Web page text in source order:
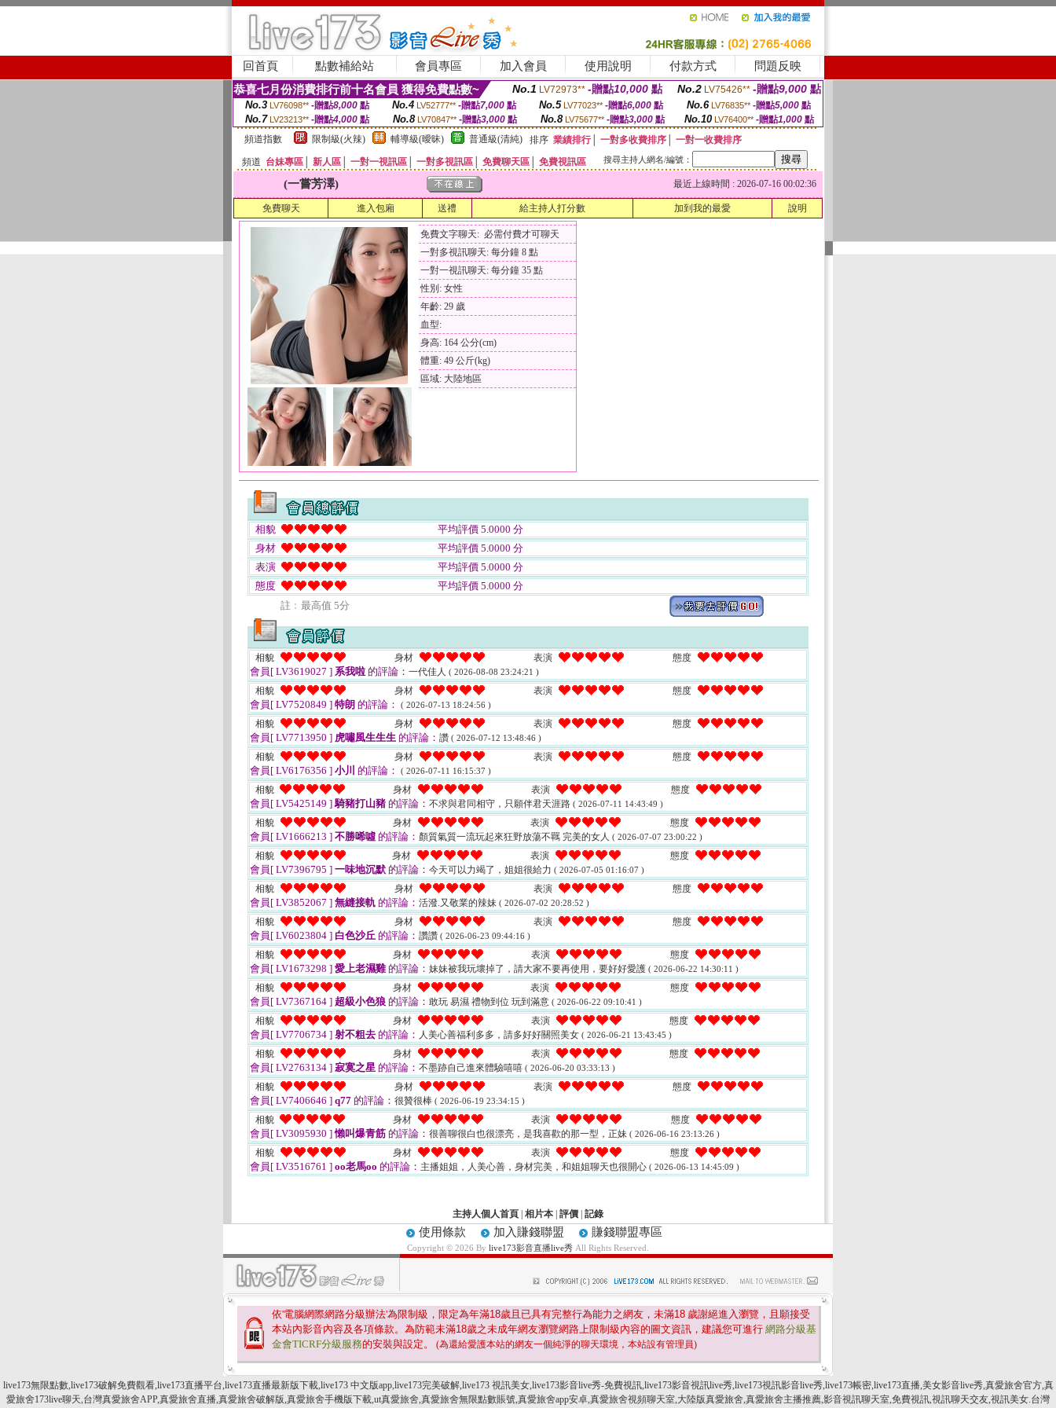
回首頁 點數補給站 會員專區 加入會員 使用說明 付款方式 問題反映
恭喜七月份消費排行前十名會員 獲得免費點數~ No.1 LV72973** -贈點10,000 點 No.2 LV75426** -贈點9,000 點
No.3 LV76098** -贈點8,000點 No.4 LV52777** -贈點7,000點 No.5 LV77023** -贈點6,000點 No.6 LV76835** -贈點5,000點
No.7 LV23213** -贈點4,000 點 No.8 LV70847** -贈點3,000 點 No.8 LV75677** -贈點3,000點 No.10 LV76400** -贈點1,000 點
頻道指數
限制級(火辣) 輔導級(曖昧) 普通級(清純) 排序 業績排行│ 一對多收費排序
一對一收費排序
頻道 台妹專區 新人區 一對一視訊區 一對多視訊區 免費聊天區 免費視訊區 搜尋主持人網名/編號：
(一嘗芳澤) 最近上線時間 : 2026-07-16 00:02:36
免費聊天 進入包廂 送禮 給主持人打分數 加到我的最愛 說明
免費文字聊天: 必需付費才可聊天
一對多視訊聊天: 每分鐘 8 點
一對一視訊聊天: 每分鐘 35 點
性別: 女性
年齡: 29 歲
血型:
身高: 164 公分(cm)
體重: 49 公斤(kg)
區域: 大陸地區
相貌
平均評價 5.0000 分
身材
平均評價 5.0000 分
表演
平均評價 5.0000 分
態度
平均評價 5.0000 分
註﹕最高值 5分
相貌 身材 表演 態度
會員[ LV3619027 ] 系我啦 的評論： 一代佳人 ( 2026-08-08 23:24:21 )
相貌 身材 表演 態度
會員[ LV7520849 ] 特朗 的評論： ( 2026-07-13 18:24:56 )
相貌 身材 表演 態度
會員[ LV7713950 ] 虎嘯風生生生 的評論： 讚 ( 2026-07-12 13:48:46 )
相貌 身材 表演 態度
會員[ LV6176356 ] 小川 的評論： ( 2026-07-11 16:15:37 )
相貌 身材 表演 態度
會員[ LV5425149 ]騎豬打山豬 的評論： 不求與君同相守，只願伴君天涯路 ( 2026-07-11 14:43:49 )
相貌 身材 表演 態度
會員[ LV1666213 ] 不勝唏噓 的評論： 顏質氣質一流玩起來狂野放蕩不羈 完美的女人 ( 2026-07-07 23:00:22 )
相貌 身材 表演 態度
會員[ LV7396795 ] 一味地沉默 的評論： 今天可以力竭了，姐姐很給力 ( 2026-07-05 01:16:07 )
相貌 身材 表演 態度
會員[ LV3852067 ] 無縫接軌 的評論： 活潑.又敬業的辣妹 ( 2026-07-02 20:28:52 )
相貌 身材 表演 態度
會員[ LV6023804 ] 白色沙丘 的評論： 讚讚 ( 2026-06-23 09:44:16 )
相貌 身材 表演 態度
會員[ LV1673298 ] 愛上老濕雞的評論： 妹妹被我玩壞掉了，請大家不要再使用，要好好愛護 ( 2026-06-22 14:30:11 )
相貌 身材 表演 態度
會員[ LV7367164 ] 超級小色狼 的評論： 敢玩 易濕 禮物到位 玩到滿意 ( 2026-06-22 09:10:41 )
相貌 身材 表演 態度
會員[ LV7706734 ] 射不粗去 的評論： 人美心善福利多多，請多好好關照美女 ( 2026-06-21 13:43:45 )
相貌 身材 表演 態度
會員[ LV2763134 ] 寂寞之星 的評論： 不墨跡自己進來體驗嘻嘻 ( 2026-06-20 03:33:13 )
相貌 身材 表演 態度
會員[ LV7406646 ] q77 的評論： 很贊很棒 ( 2026-06-19 23:34:15 )
相貌 身材 表演 態度
會員[ LV3095930 ]懶叫爆青筋 的評論： 很善聊很白也很漂亮，是我喜歡的那一型，正妹 ( 2026-06-16 23:13:26 )
相貌 身材 表演 態度
會員[ LV3516761 ] oo老馬oo 的評論： 主播姐姐，人美心善，身材完美，和姐姐聊天也很開心 ( 2026-06-13 14:45:09 )
主持人個人首頁 相片本 評價 記錄
使用條款 加入賺錢聯盟 賺錢聯盟專區
Copyright © 2026 By live173影音直播live秀 All Rights Reserved.
依'電腦網際網路分級辦法'為限制級，限定為年滿18歲且已具有完整行為能力之網友，未滿18 歲謝絕進入瀏覽，且願接受
本站內影音內容及各項條款。為防範未滿18歲之未成年網友瀏覽網路上限制級內容的圖文資訊，建議您可進行 網路分級基
金會TICRF分級服務的安裝與設定。 (為還給愛護本站的網友一個純淨的聊天環境，本站設有管理員)
live173無限點數,live173破解免費觀看,live173直播平台,live173直播最新版下載,live173 中文版app,live173完美破解,live173 視訊美女,live173影音live秀-免費視訊,live173影音視訊live秀,live173視訊影音live秀,live173帳密,live173直播,美女影音live秀,真愛旅舍官方,真
愛旅舍173live聊天,台灣真愛旅舍APP,真愛旅舍直播,真愛旅舍破解版,真愛旅舍手機版下載,ut真愛旅舍,真愛旅舍無限點數賬號,真愛旅舍app安卓,真愛旅舍視頻聊天室,大陸版真愛旅舍,真愛旅舍主播推薦,影音視訊聊天室,免費視訊,視訊聊天交友,視訊美女.台灣